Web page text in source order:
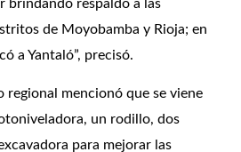
brindando respaldo a las
de Moyobamba y Rioja; en
a Yantaló”, precisó.
regional mencionó que se viene
un rodillo, dos
para mejorar las